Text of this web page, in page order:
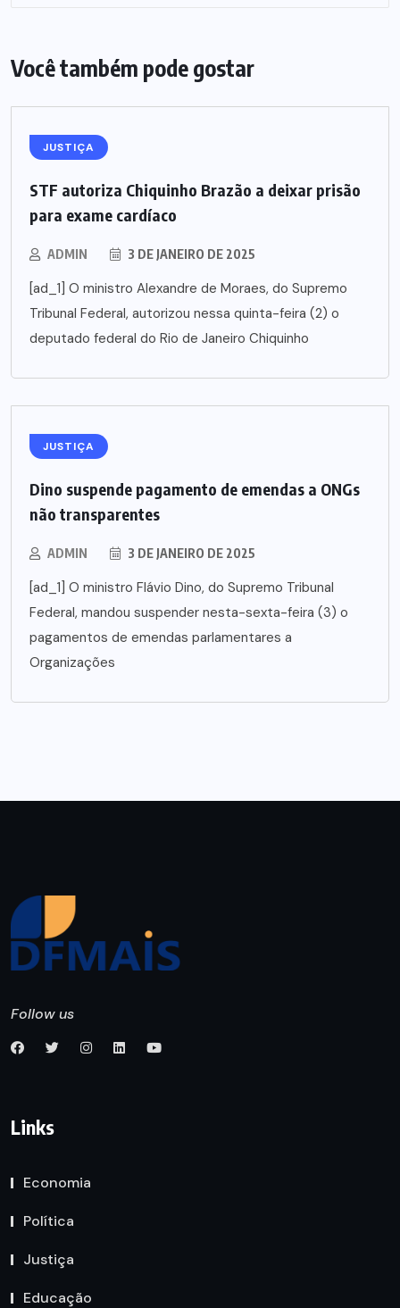
Você também pode gostar
JUSTIÇA
STF autoriza Chiquinho Brazão a deixar prisão
para exame cardíaco
ADMIN 3 DE JANEIRO DE 2025
[ad_1] O ministro Alexandre de Moraes, do Supremo
Tribunal Federal, autorizou nessa quinta-feira (2) o
deputado federal do Rio de Janeiro Chiquinho
JUSTIÇA
Dino suspende pagamento de emendas a ONGs
não transparentes
ADMIN 3 DE JANEIRO DE 2025
[ad_1] O ministro Flávio Dino, do Supremo Tribunal
Federal, mandou suspender nesta-sexta-feira (3) o
pagamentos de emendas parlamentares a
Organizações
Follow us
Links
Economia
Política
Justiça
Educação